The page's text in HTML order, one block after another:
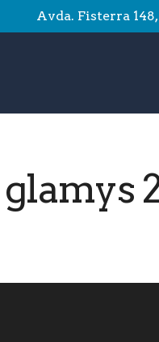
Avda. Fisterra